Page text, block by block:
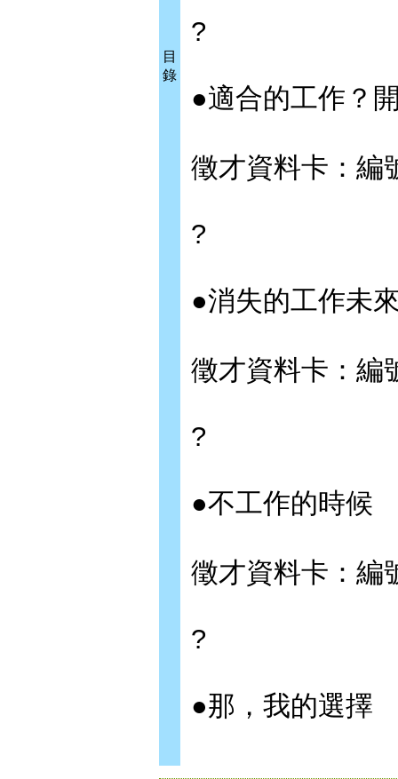
目
錄
?
●適合的工作？
徵才資料卡：編
?
●消失的工作未
徵才資料卡：編
?
●不工作的時候
徵才資料卡：編
?
●那，我的選擇